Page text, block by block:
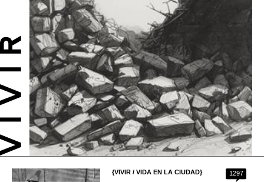
1297
{VIVIR / VIDA EN LA CIUDAD}